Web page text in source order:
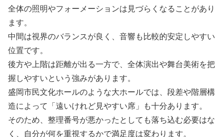
全体の照明やフォーメーションは見づらくなることがあり
ます。
中間は視界のバランスが良く、音響も比較的安定しやすい
位置です。
後方や上階は距離が出る一方で、全体演出や舞台美術を把
握しやすいという強みがあります。
盛岡市民文化ホールのような大ホールでは、段差や階層構
造によって「遠いけれど見やすい席」も十分あります。
そのため、整理番号が悪かったとしても落ち込む必要はな
く、自分が何を重視するかで満足度は変わります。